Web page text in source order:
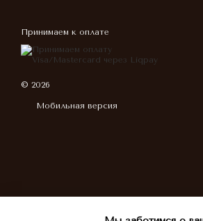
Принимаем к оплате
© 2026
Мобильная версия